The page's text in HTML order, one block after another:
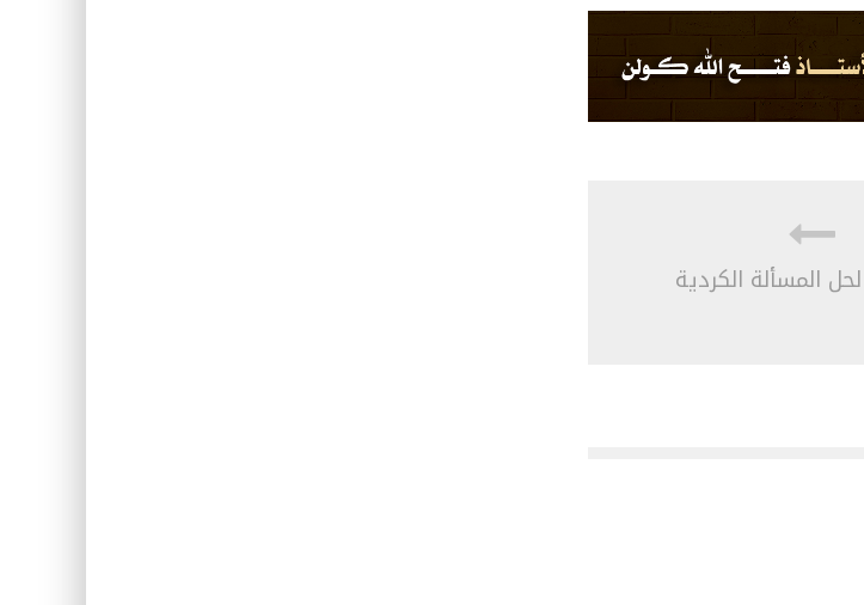
المسألة الكردية